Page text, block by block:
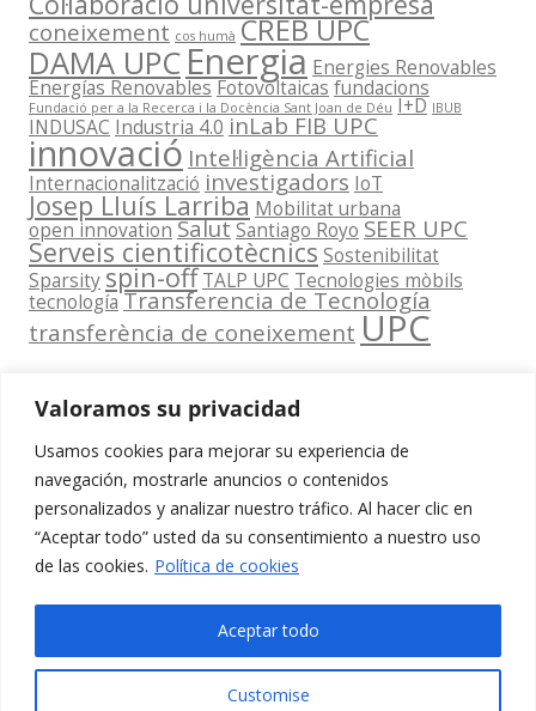
Valoramos su privacidad
Usamos cookies para mejorar su experiencia de
navegación, mostrarle anuncios o contenidos
personalizados y analizar nuestro tráfico. Al hacer clic en
“Aceptar todo” usted da su consentimiento a nuestro uso
de las cookies. Política de cookies
Customise
Aceptar todo
coneixement cos humà CREB UPC
DAMA UPC Energia Energies Renovables
Energías RenovablesFotovoltaicas fundacions
Fundació per a la Recerca i la Docència Sant Joan de Déu I+D IBUB
INDUSAC Industria 4.0 inLab FIB UPC
innovació Intel·ligència Artificial
Internacionalització investigadors IoT
Josep Lluís Larriba Mobilitat urbana
open innovationSalutSantiago Royo SEER UPC
Serveis cientificotècnicsSostenibilitat
Sparsityspin-off TALP UPC Tecnologies mòbils
tecnología Transferencia de Tecnología
transferència de coneixement UPC
Contacta
amb
nosaltres
Edifici
Girona 1-3
www.cit.upc.edu
+34 93 405 44
03
Segueix-nos